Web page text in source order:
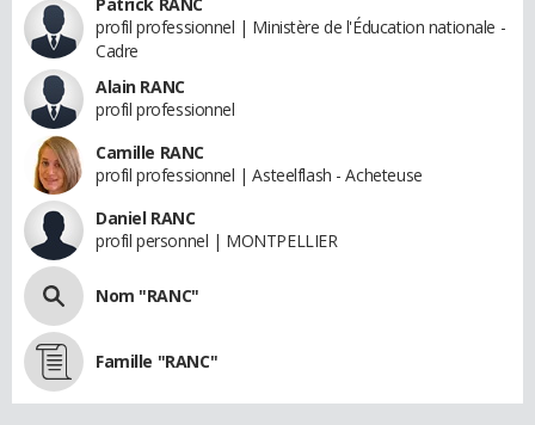
profil professionnel | Ministère de l'Éducation nationale -
Cadre
Alain RANC
profil professionnel
Camille RANC
profil professionnel | Asteelflash - Acheteuse
Daniel RANC
profil personnel | MONTPELLIER
Nom "RANC"
Famille "RANC"